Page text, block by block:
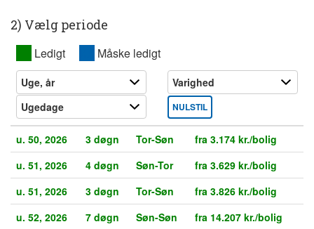
2) Vælg periode
Ledigt Måske ledigt
NULSTIL
u. 50, 2026 3 døgn Tor-Søn
fra 3.174 kr./bolig
u. 51, 2026
4 døgn Søn-Tor
fra 3.629 kr./bolig
u. 51, 2026
3 døgn Tor-Søn
fra 3.826 kr./bolig
u. 52, 2026
7 døgn Søn-Søn
fra 14.207 kr./bolig